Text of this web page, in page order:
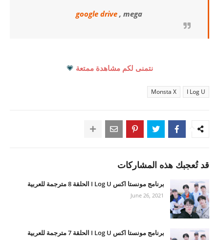
google drive, mega
نتمنى لكم مشاهدة ممتعة 💗
I Log U
Monsta X
قد تُعجبك هذه المشاركات
برنامج مونستا اكس I Log U الحلقة 8 مترجمة للعربية
June 26, 2021
برنامج مونستا اكس I Log U الحلقة 7 مترجمة للعربية